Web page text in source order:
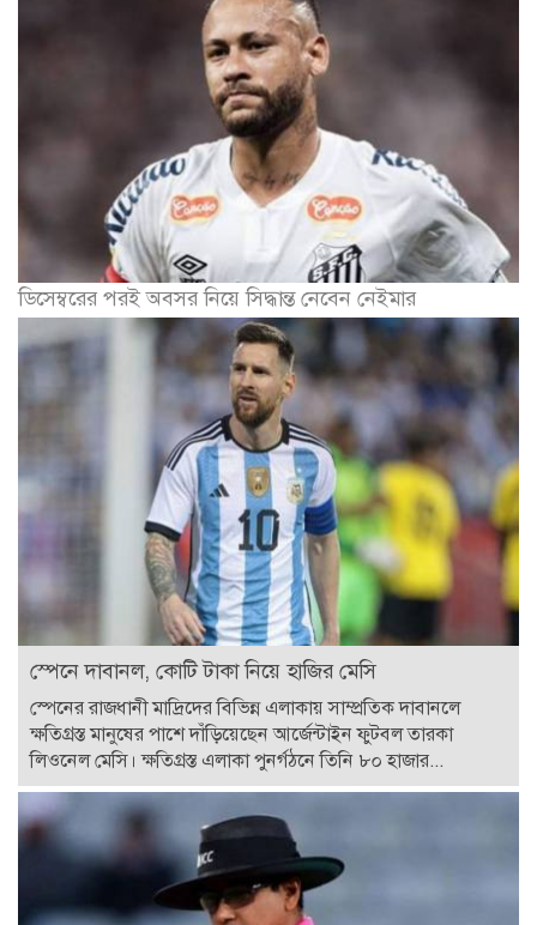
ডিসেম্বরের পরই অবসর নিয়ে সিদ্ধান্ত নেবেন নেইমার
স্পেনে দাবানল, কোটি টাকা নিয়ে হাজির মেসি
স্পেনের রাজধানী মাদ্রিদের বিভিন্ন এলাকায় সাম্প্রতিক দাবানলে
ক্ষতিগ্রস্ত মানুষের পাশে দাঁড়িয়েছেন আর্জেন্টাইন ফুটবল তারকা
লিওনেল মেসি। ক্ষতিগ্রস্ত এলাকা পুনর্গঠনে তিনি ৮০ হাজার...